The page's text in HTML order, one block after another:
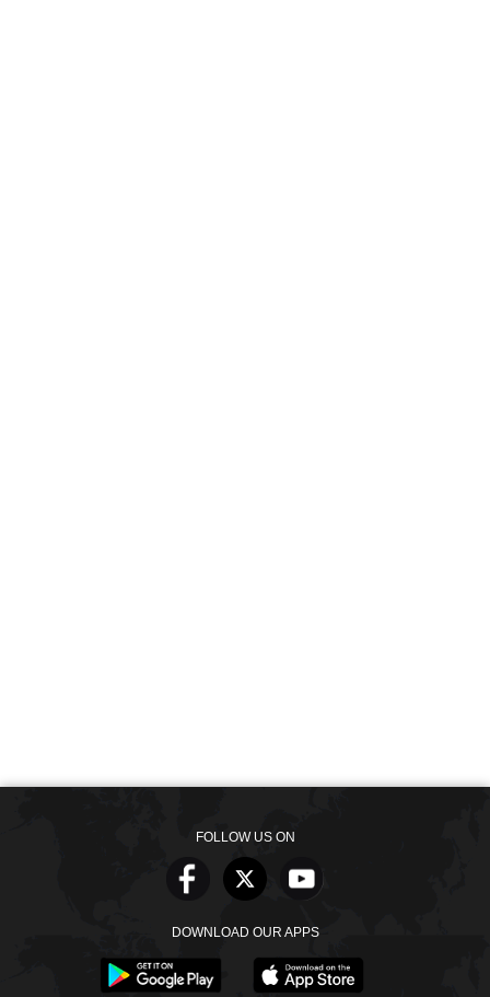
FOLLOW US ON
DOWNLOAD OUR APPS